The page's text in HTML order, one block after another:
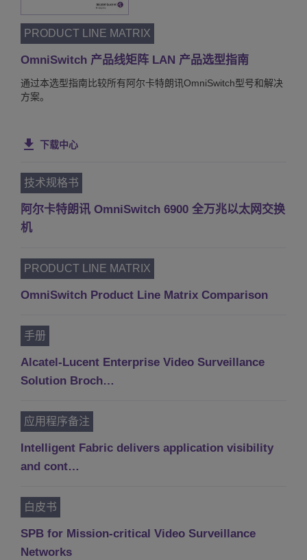
PRODUCT LINE MATRIX
OmniSwitch 产品线矩阵 LAN 产品选型指南
通过本选型指南比较所有阿尔卡特朗讯OmniSwitch型号和解决
方案。
下载中心
技术规格书
阿尔卡特朗讯 OmniSwitch 6900 全万兆以太网交换
机
PRODUCT LINE MATRIX
OmniSwitch Product Line Matrix Comparison
手册
Alcatel-Lucent Enterprise Video Surveillance
Solution Broch…
应用程序备注
Intelligent Fabric delivers application visibility
and cont…
白皮书
SPB for Mission-critical Video Surveillance
Networks